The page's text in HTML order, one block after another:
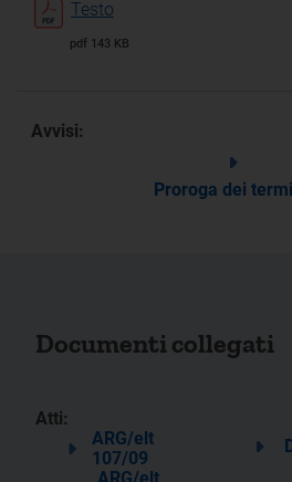
Testo
pdf 143 KB
Avvisi:
Proroga dei
Documenti collegati
Atti:
ARG/elt
107/09